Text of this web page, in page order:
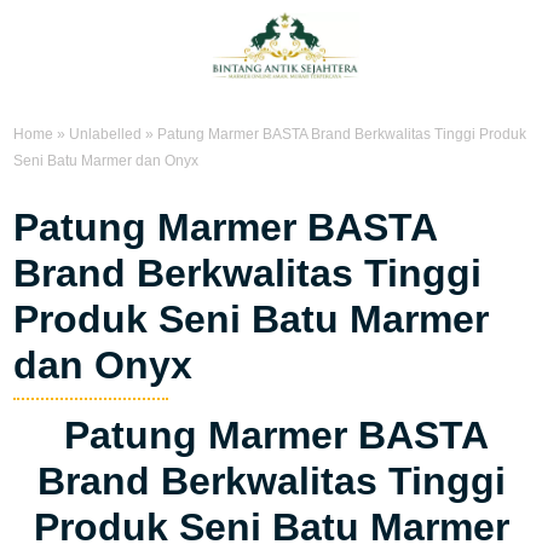
Home » Unlabelled » Patung Marmer BASTA Brand Berkwalitas Tinggi Produk
Seni Batu Marmer dan Onyx
Patung Marmer BASTA
Brand Berkwalitas Tinggi
Produk Seni Batu Marmer
dan Onyx
Patung Marmer BASTA
Brand Berkwalitas Tinggi
Produk Seni Batu Marmer